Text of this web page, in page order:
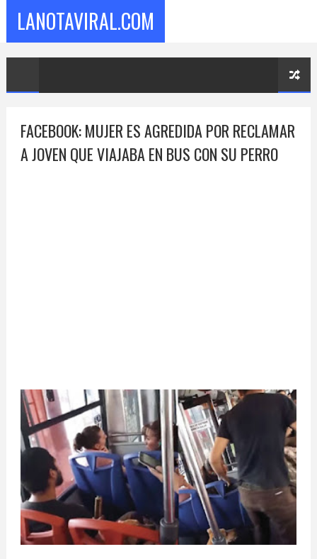
LANOTAVIRAL.COM
FACEBOOK: MUJER ES AGREDIDA POR RECLAMAR
A JOVEN QUE VIAJABA EN BUS CON SU PERRO